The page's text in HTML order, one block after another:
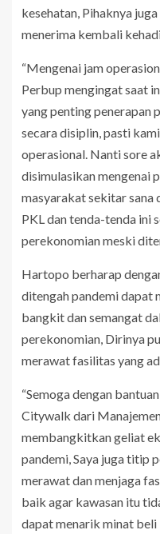
kesehatan, Pihaknya
menerima kembali
“Mengenai jam
Perbup mengingat saat
yang penting penerapan
secara disiplin, pasti
operasional. Nanti sore
disimulasikan mengenai
masyarakat sekitar sana
PKL dan tenda-tenda ini
perekonomian meski
Hartopo berharap
ditengah pandemi dapat
bangkit dan semangat
perekonomian, Dirinya
merawat fasilitas yang
“Semoga dengan
Citywalk dari
membangkitkan geliat
pandemi, Saya juga titip
merawat dan menjaga
baik agar kawasan itu
dapat menarik minat beli